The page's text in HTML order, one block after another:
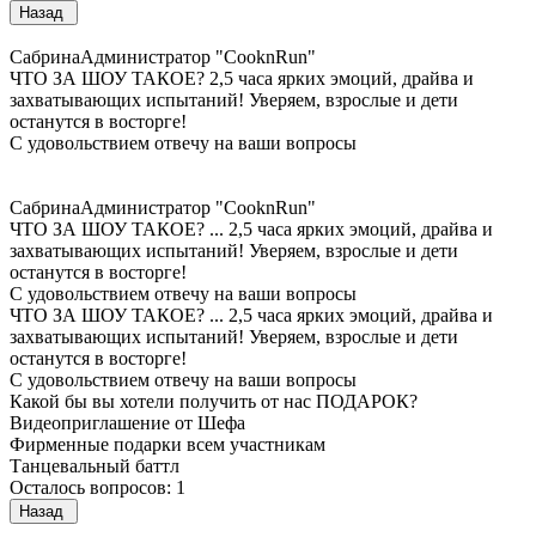
Назад
СабринаАдминистратор "CooknRun"
ЧТО ЗА ШОУ ТАКОЕ? 2,5 часа ярких эмоций, драйва и
захватывающих испытаний! Уверяем, взрослые и дети
останутся в восторге!
С удовольствием отвечу на ваши вопросы
СабринаАдминистратор "CooknRun"
ЧТО ЗА ШОУ ТАКОЕ? ... 2,5 часа ярких эмоций, драйва и
захватывающих испытаний! Уверяем, взрослые и дети
останутся в восторге!
С удовольствием отвечу на ваши вопросы
ЧТО ЗА ШОУ ТАКОЕ? ... 2,5 часа ярких эмоций, драйва и
захватывающих испытаний! Уверяем, взрослые и дети
останутся в восторге!
С удовольствием отвечу на ваши вопросы
Какой бы вы хотели получить от нас ПОДАРОК?
Видеоприглашение от Шефа
Фирменные подарки всем участникам
Танцевальный баттл
Осталось вопросов: 1
Назад